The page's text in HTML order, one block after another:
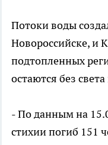
Потоки воды
Новороссийске, и
подтопленных
остаются без
- По данным на
стихии погиб 151